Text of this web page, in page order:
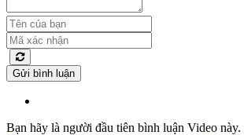
Gửi bình luận
Bạn hãy là người đầu tiên bình luận Video này.